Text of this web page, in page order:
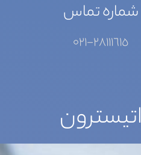
شماره تماس
٢٨١١١٦١٥-٠٢١
اتیسترون